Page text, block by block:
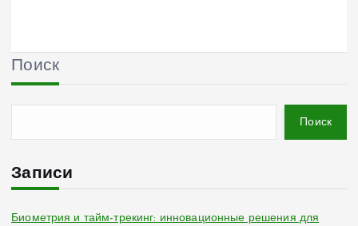
Поиск
Поиск
Записи
Биометрия и тайм-трекинг: инновационные решения для